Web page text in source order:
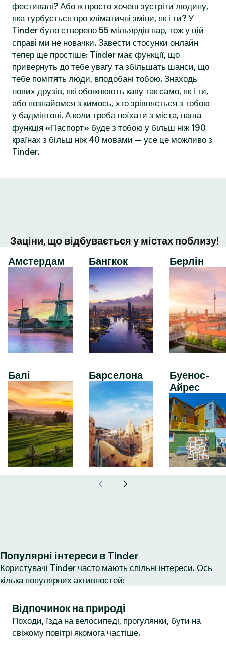
фестивалі? Або ж просто хочеш зустріти людину,
яка турбується про кліматичні зміни, як і ти? У
Tinder було створено 55 мільярдів пар, тож у цій
справі ми не новачки. Завести стосунки онлайн
тепер ще простіше: Tinder має функції, що
привернуть до тебе увагу та збільшать шанси, що
тебе помітять люди, вподобані тобою. Знаходь
нових друзів, які обожнюють каву так само, як і ти,
або познайомся з кимось, хто зрівняється з тобою
у бадмінтоні. А коли треба поїхати з міста, наша
функція «Паспорт» буде з тобою у більш ніж 190
країнах з більш ніж 40 мовами — усе це можливо з
Tinder.
Заціни, що відбувається у містах поблизу!
Амстердам
Балі
Бангкок
Барселона
Берлін
Буенос-
Айрес
Популярні інтереси в Tinder
Користувачі Tinder часто мають спільні інтереси. Ось
кілька популярних активностей:
Відпочинок на природі
Походи, їзда на велосипеді, прогулянки, бути на
свіжому повітрі якомога частіше.